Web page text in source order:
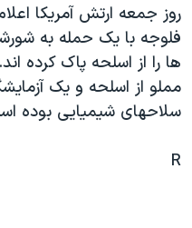
گالری عکس
آرشیو پخش زنده
اعتراضات زن، زندگی، آزادی
مجموعه مستندهای دادخواهی
تریبونال مردمی آبان ۹۸
روز جمعه ارتش آمريکا
فلوجه با يک حمله به
ها را از اسلحه پاک کرده
مملو از اسلحه و يک
سلاحهای شيميايی بوده
R